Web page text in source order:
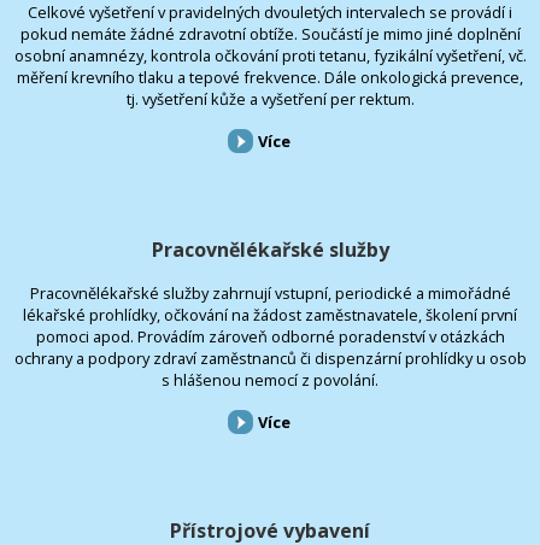
Celkové vyšetření v pravidelných dvouletých intervalech se provádí i
pokud nemáte žádné zdravotní obtíže. Součástí je mimo jiné doplnění
osobní anamnézy, kontrola očkování proti tetanu, fyzikální vyšetření, vč.
měření krevního tlaku a tepové frekvence. Dále onkologická prevence,
tj. vyšetření kůže a vyšetření per rektum.
Více
Pracovnělékařské služby
Pracovnělékařské služby zahrnují vstupní, periodické a mimořádné
lékařské prohlídky, očkování na žádost zaměstnavatele, školení první
pomoci apod. Provádím zároveň odborné poradenství v otázkách
ochrany a podpory zdraví zaměstnanců či dispenzární prohlídky u osob
s hlášenou nemocí z povolání.
Více
Přístrojové vybavení